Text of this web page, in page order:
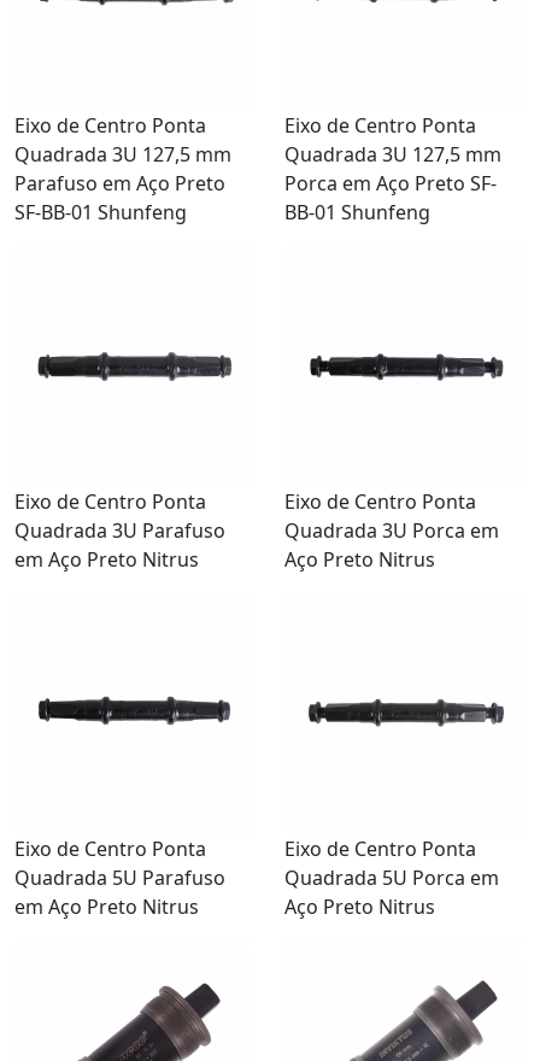
Eixo de Centro Ponta
Quadrada 3U 127,5 mm
Parafuso em Aço Preto
SF-BB-01 Shunfeng
Eixo de Centro Ponta
Quadrada 3U 127,5 mm
Porca em Aço Preto SF-
BB-01 Shunfeng
Eixo de Centro Ponta
Quadrada 3U Parafuso
em Aço Preto Nitrus
Eixo de Centro Ponta
Quadrada 3U Porca em
Aço Preto Nitrus
Eixo de Centro Ponta
Quadrada 5U Parafuso
em Aço Preto Nitrus
Eixo de Centro Ponta
Quadrada 5U Porca em
Aço Preto Nitrus